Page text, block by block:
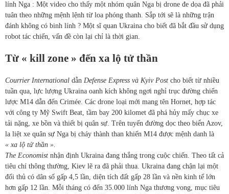
lính Nga : Một video cho thấy một nhóm quân Nga bị drone đe dọa đã phải
tuân theo những mệnh lệnh từ loa phóng thanh. Sắp tới sẽ là những trận
đánh không có binh lính ? Một sĩ quan Ukraina cho biết đã bắt đầu sử dụng
robot tác chiến, vấn đề còn lại chỉ là thời gian.
Từ « kill zone » đến xa lộ tử thần
Courrier International dẫn Defense Express và Kyiv Post cho biết từ nhiều
tuần qua, lực lượng Ukraina oanh kích không ngơi nghỉ trục đường chiến
lược M14 dẫn đến Crimée. Các drone loại mới mang tên Hornet, hợp tác
với công ty Mỹ Swift Beat, tầm bay 200 kilomet đã phá hủy mấy chục xe
tải nặng, xe bồn và thiết bị quân sự. Trên tuyến đường dọc theo biển Azov,
la liệt xe quân sự Nga bị cháy thành than khiến M14 được mệnh danh là
« xa lộ tử thần ».
The Economist nhận định Ukraina đang thắng trong cuộc chiến. Theo tất cả
tiêu chí thông thường, Kiev lẽ ra đã phải thua. Ukraina đang chận lại một
đối thủ có dân số gấp 4,5 lần, diện tích đất gấp 28 lần và nền kinh tế lớn
hơn gấp 12 lần. Mỗi tháng có đến 35.000 lính Nga thương vong, mục tiêu